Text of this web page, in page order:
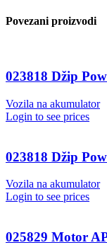
Povezani proizvodi
023818 Džip
Vozila na akumulator
Login to see prices
023818 Džip
Vozila na akumulator
Login to see prices
025829 Motor